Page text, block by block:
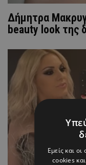
Δήμητρα
beauty look της
Εμείς και
cookies